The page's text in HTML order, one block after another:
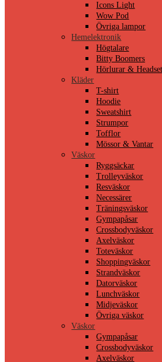
Icons Light
Wow Pod
Övriga lampor
Hemelektronik
Högtalare
Bitty Boomers
Hörlurar & Headset
Kläder
T-shirt
Hoodie
Sweatshirt
Strumpor
Tofflor
Mössor & Vantar
Väskor
Ryggsäckar
Trolleyväskor
Resväskor
Necessärer
Träningsväskor
Gympapåsar
Crossbodyväskor
Axelväskor
Toteväskor
Shoppingväskor
Strandväskor
Datorväskor
Lunchväskor
Midjeväskor
Övriga väskor
Väskor
Gympapåsar
Crossbodyväskor
Axelväskor